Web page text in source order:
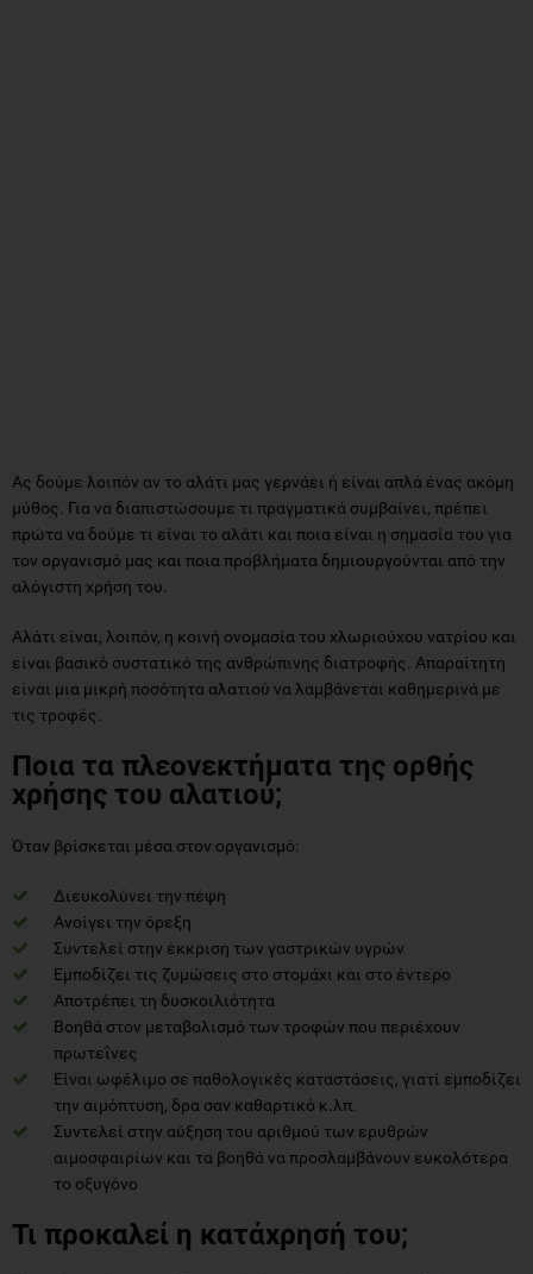
Ας δούμε λοιπόν αν το αλάτι μας γερνάει ή είναι απλά ένας ακόμη
μύθος. Για να διαπιστώσουμε τι πραγματικά συμβαίνει, πρέπει
πρώτα να δούμε τι είναι το αλάτι και ποια είναι η σημασία του για
τον οργανισμό μας και ποια προβλήματα δημιουργούνται από την
αλόγιστη χρήση του.
Αλάτι είναι, λοιπόν, η κοινή ονομασία του χλωριούχου νατρίου και
είναι βασικό συστατικό της ανθρώπινης διατροφής. Απαραίτητη
είναι μια μικρή ποσότητα αλατιού να λαμβάνεται καθημερινά με
τις τροφές.
Ποια τα πλεονεκτήματα της ορθής
χρήσης του αλατιού;
Όταν βρίσκεται μέσα στον οργανισμό:
Διευκολύνει την πέψη
Ανοίγει την όρεξη
Συντελεί στην έκκριση των γαστρικών υγρών
Εμποδίζει τις ζυμώσεις στο στομάχι και στo έντερo
Αποτρέπει τη δυσκοιλιότητα
Βοηθά στον μεταβολισμό των τροφών που περιέχουν
πρωτεΐνες
Είναι ωφέλιμο σε παθολογικές καταστάσεις, γιατί εμποδίζει
την αιμόπτυση, δρα σαν καθαρτικό κ.λπ.
Συντελεί στην αύξηση του αριθμού των ερυθρών
αιμοσφαιρίων και τα βοηθά να προσλαμβάνουν ευκολότερα
το οξυγόνο
Τι προκαλεί η κατάχρησή του;